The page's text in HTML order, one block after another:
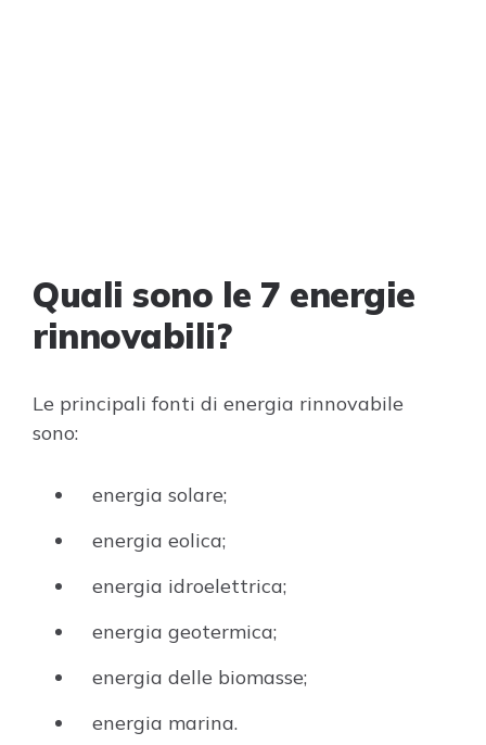
Quali sono le 7 energie
rinnovabili?
Le principali fonti di energia rinnovabile
sono:
energia solare;
energia eolica;
energia idroelettrica;
energia geotermica;
energia delle biomasse;
energia marina.